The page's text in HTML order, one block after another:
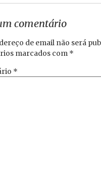
comentário
de email não será
marcados com *
*